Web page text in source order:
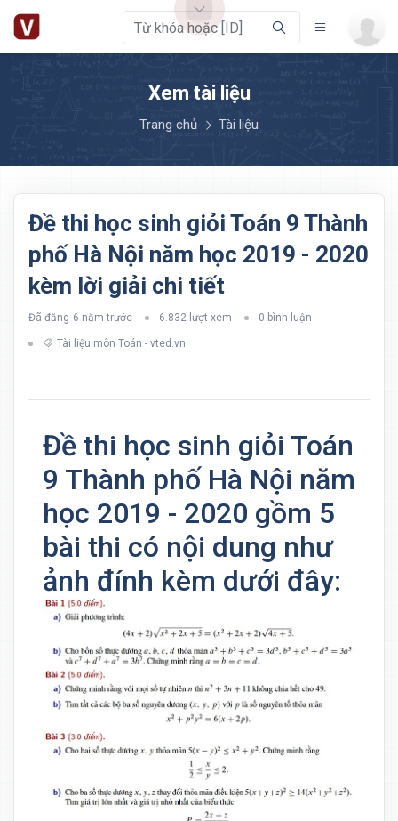
Xem tài liệu
Trang chủ Tài liệu
Đề thi học sinh giỏi Toán 9 Thành
phố Hà Nội năm học 2019 - 2020
kèm lời giải chi tiết
Đã đăng 6 năm trước 6.832 lượt xem 0 bình luận
Tài liệu môn Toán - vted.vn
Đề thi học sinh giỏi Toán
9 Thành phố Hà Nội năm
học 2019 - 2020 gồm 5
bài thi có nội dung như
ảnh đính kèm dưới đây: